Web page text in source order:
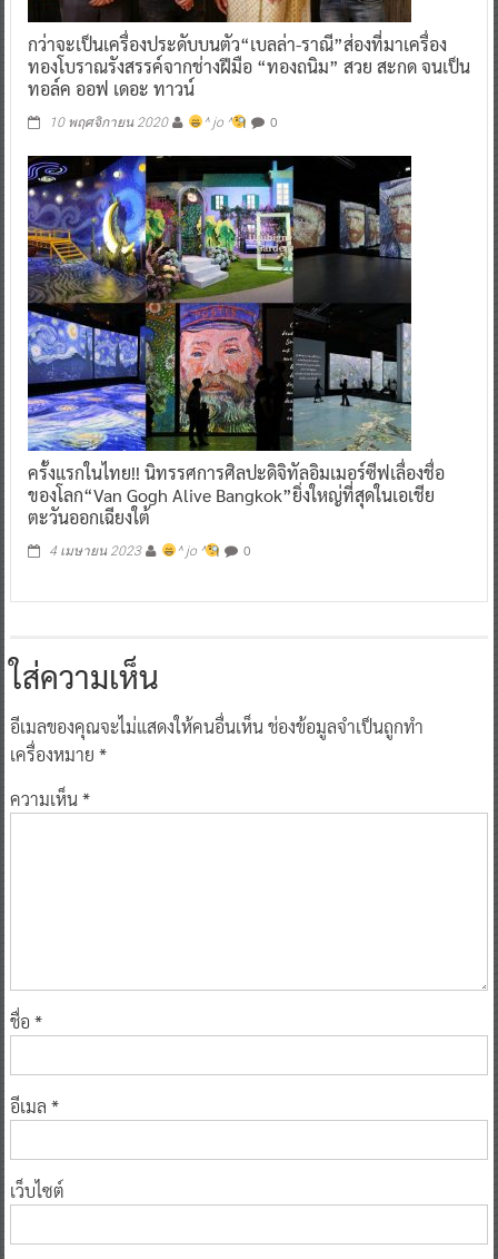
กว่าจะเป็นเครื่องประดับบนตัว“เบลล่า-ราณี”ส่องที่มาเครื่อง
ทองโบราณรังสรรค์จากช่างฝีมือ “ทองถนิม” สวย สะกด จนเป็น
ทอล์ค ออฟ เดอะ ทาวน์
10 พฤศจิกายน 2020 ^ jo ^ 0
ครั้งแรกในไทย!! นิทรรศการศิลปะดิจิทัลอิมเมอร์ซีฟเลื่องชื่อ
ของโลก“Van Gogh Alive Bangkok”ยิ่งใหญ่ที่สุดในเอเชีย
ตะวันออกเฉียงใต้
4 เมษายน 2023 ^ jo ^ 0
ใส่ความเห็น
อีเมลของคุณจะไม่แสดงให้คนอื่นเห็นช่องข้อมูลจำเป็นถูกทำ
เครื่องหมาย *
ความเห็น*
ชื่อ *
อีเมล *
เว็บไซต์